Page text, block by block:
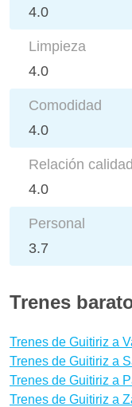
4.0
Limpieza
4.0
Comodidad
4.0
Relación
4.0
Personal
3.7
Trenes
Trenes de Guitiriz a
Trenes de Guitiriz a
Trenes de Guitiriz a
Trenes de Guitiriz a